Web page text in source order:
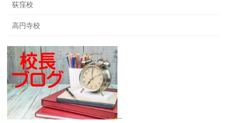
荻窪校
高円寺校